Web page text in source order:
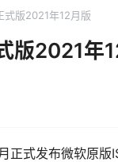
版2021年12月版
版2021年
正式发布微软原